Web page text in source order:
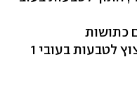
חלקה הלבן של כרישה אחת, קצוץ לטבעות בעובי 1